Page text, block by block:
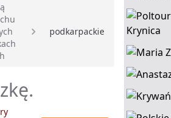
podkarpackie